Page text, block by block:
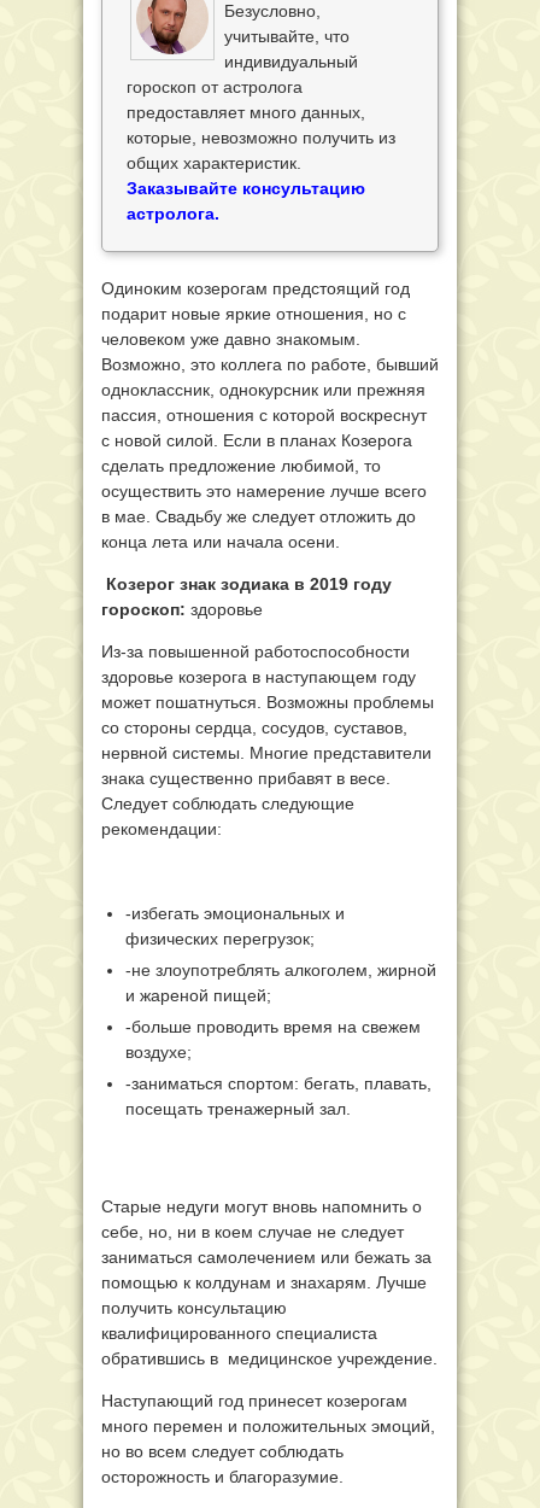
Безусловно,
учитывайте, что
индивидуальный
гороскоп от астролога
предоставляет много данных,
которые, невозможно получить из
общих характеристик.
Заказывайте консультацию
астролога.
Одиноким козерогам предстоящий год
подарит новые яркие отношения, но с
человеком уже давно знакомым.
Возможно, это коллега по работе, бывший
одноклассник, однокурсник или прежняя
пассия, отношения с которой воскреснут
с новой силой. Если в планах Козерога
сделать предложение любимой, то
осуществить это намерение лучше всего
в мае. Свадьбу же следует отложить до
конца лета или начала осени.
Козерог знак зодиака в 2019 году
гороскоп: здоровье
Из-за повышенной работоспособности
здоровье козерога в наступающем году
может пошатнуться. Возможны проблемы
со стороны сердца, сосудов, суставов,
нервной системы. Многие представители
знака существенно прибавят в весе.
Следует соблюдать следующие
рекомендации:
-избегать эмоциональных и
физических перегрузок;
-не злоупотреблять алкоголем, жирной
и жареной пищей;
-больше проводить время на свежем
воздухе;
-заниматься спортом: бегать, плавать,
посещать тренажерный зал.
Старые недуги могут вновь напомнить о
себе, но, ни в коем случае не следует
заниматься самолечением или бежать за
помощью к колдунам и знахарям. Лучше
получить консультацию
квалифицированного специалиста
обратившись в медицинское учреждение.
Наступающий год принесет козерогам
много перемен и положительных эмоций,
но во всем следует соблюдать
осторожность и благоразумие.